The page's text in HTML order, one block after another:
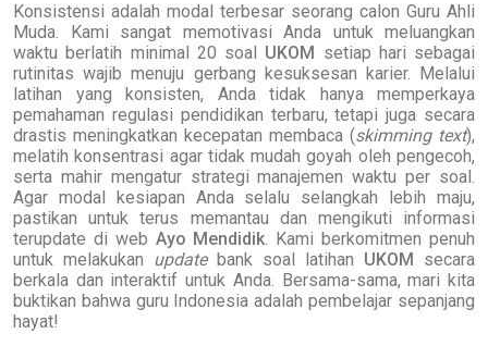
Konsistensi adalah modal terbesar seorang calon Guru Ahli
Muda. Kami sangat memotivasi Anda untuk meluangkan
waktu berlatih minimal 20 soal UKOM setiap hari sebagai
rutinitas wajib menuju gerbang kesuksesan karier. Melalui
latihan yang konsisten, Anda tidak hanya memperkaya
pemahaman regulasi pendidikan terbaru, tetapi juga secara
drastis meningkatkan kecepatan membaca (skimming text),
melatih konsentrasi agar tidak mudah goyah oleh pengecoh,
serta mahir mengatur strategi manajemen waktu per soal.
Agar modal kesiapan Anda selalu selangkah lebih maju,
pastikan untuk terus memantau dan mengikuti informasi
terupdate di web Ayo Mendidik. Kami berkomitmen penuh
untuk melakukan updatebank soal latihan UKOM secara
berkala dan interaktif untuk Anda. Bersama-sama, mari kita
buktikan bahwa guru Indonesia adalah pembelajar sepanjang
hayat!